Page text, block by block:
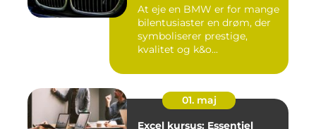
At eje en BMW er for mange
bilentusiaster en drøm, der
symboliserer prestige,
kvalitet og k&o...
01. maj
Excel kursus: Essentiel